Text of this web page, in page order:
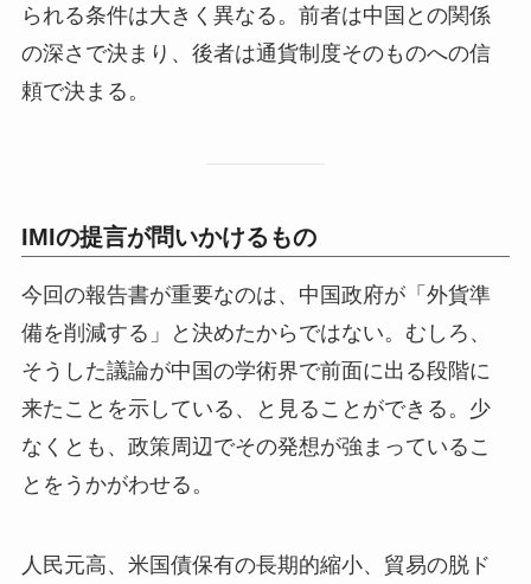
られる条件は大きく異なる。前者は中国との関係
の深さで決まり、後者は通貨制度そのものへの信
頼で決まる。
IMIの提言が問いかけるもの
今回の報告書が重要なのは、中国政府が「外貨準
備を削減する」と決めたからではない。むしろ、
そうした議論が中国の学術界で前面に出る段階に
来たことを示している、と見ることができる。少
なくとも、政策周辺でその発想が強まっているこ
とをうかがわせる。
人民元高、米国債保有の長期的縮小、貿易の脱ド